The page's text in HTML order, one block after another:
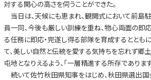
対する関心の高さを伺うことができた。
当日は、天候にも恵まれ、観閲式において前島
員一同、今後も厳しい訓練を重ね、物心両面の即
る任務に即応・完遂し得る部隊を育成するととも
て、美しい自然と伝統を愛する気持ちを忘れず郷
屯地となりえるよう、「一層精進する所存でありま
続いて佐竹秋田県知事をはじめ、秋田県選出国